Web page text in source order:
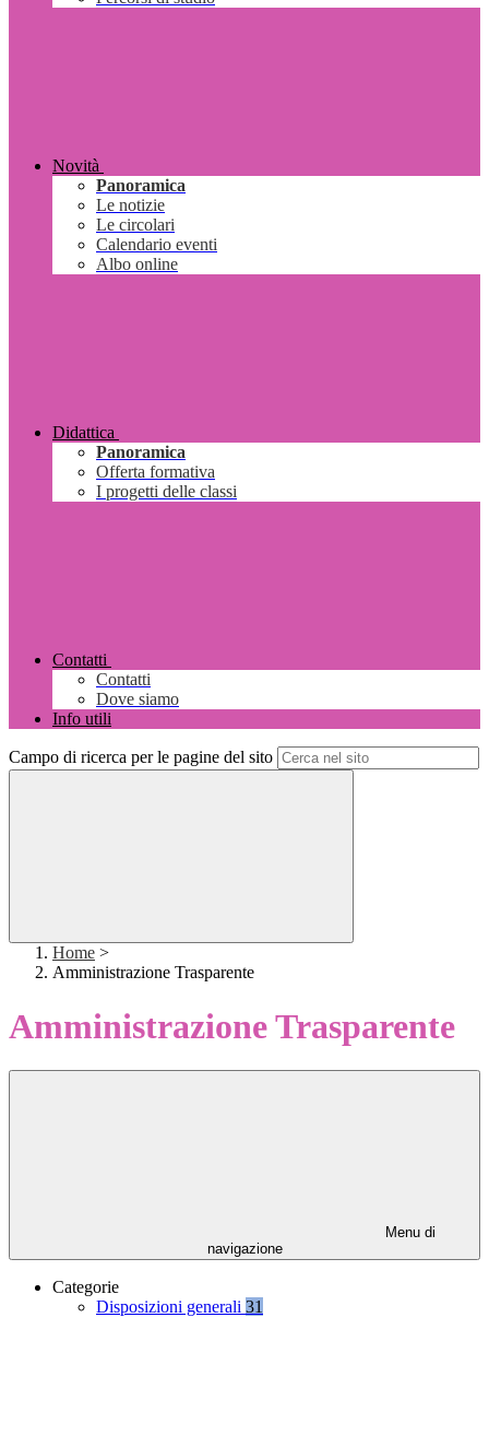
Novità
Panoramica
Le notizie
Le circolari
Calendario eventi
Albo online
Didattica
Panoramica
Offerta formativa
I progetti delle classi
Contatti
Contatti
Dove siamo
Info utili
Campo di ricerca per le pagine del sito
Home >
Amministrazione Trasparente
Amministrazione Trasparente
Menu di
navigazione
Categorie
Disposizioni generali 31